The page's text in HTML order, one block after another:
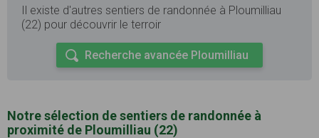
Il existe d'autres sentiers de randonnée à Ploumilliau
(22) pour découvrir le terroir
Recherche avancée Ploumilliau
Notre sélection de sentiers de randonnée à
proximité de Ploumilliau (22)